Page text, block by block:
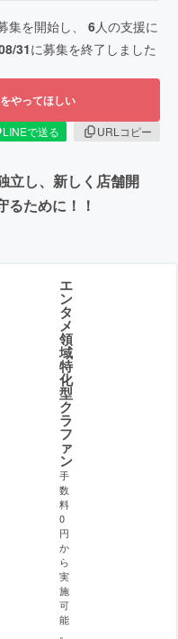
集を開始し、 6人の支援に
31に募集を終了しました
やってほしい
LINEで送る
URLコピー
立し、新しく店舗開
ために！！
エ
ン
タ
メ
領
域
特
化
型
ク
ラ
フ
ァ
ン
手
数
料
0
円
か
ら
実
施
可
能